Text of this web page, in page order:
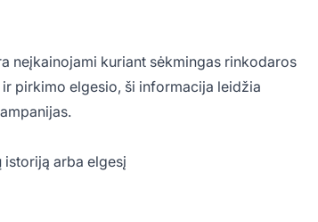
neįkainojami kuriant sėkmingas rinkodaros
pirkimo elgesio, ši informacija leidžia
arba elgesį